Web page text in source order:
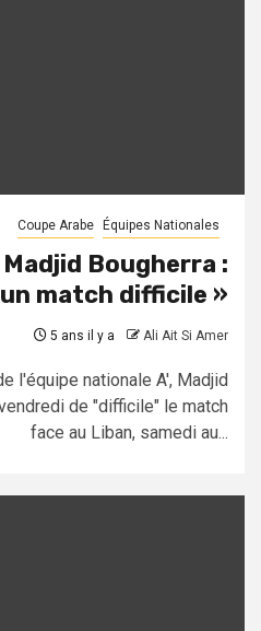
Coupe Arabe Équipes Nationales
Bougherra :
match difficile »
5 ans il y a Ali Ait Si Amer
l'équipe nationale A', Madjid
de "difficile" le match
face au Liban, samedi au...